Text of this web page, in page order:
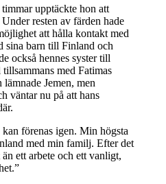
upptäckte hon att
resten av färden hade
att hålla kontakt med
sina barn till Finland och
också hennes syster till
med Fatimas
Jemen, men
väntar nu på att hans
förenas igen. Min högsta
med min familj. Efter det
ett arbete och ett vanligt,